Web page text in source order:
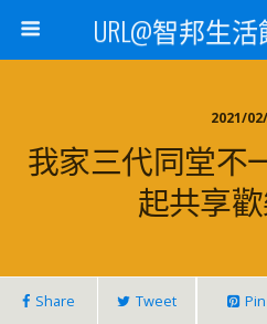
URL@智邦生
2021/
我家三代同堂不
起共享
Share Tweet Pin